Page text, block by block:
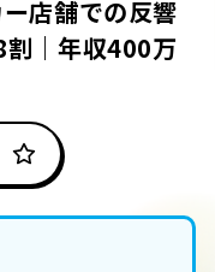
店舗での反響
｜年収400万